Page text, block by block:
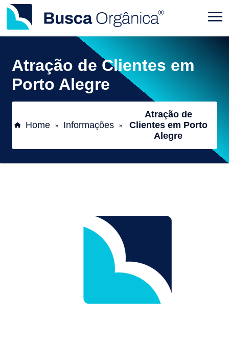
Atração de Clientes em
Porto Alegre
Home » Informações »
Atração de
Clientes em Porto
Alegre